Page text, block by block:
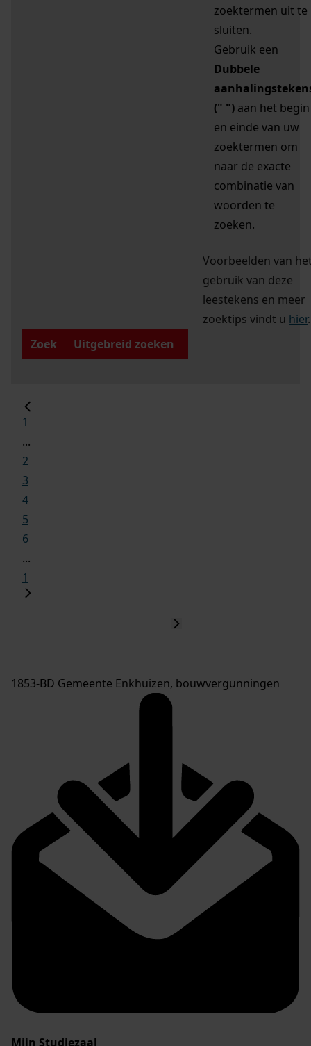
zoektermen uit te
sluiten.
Gebruik een
Dubbele
(" ") aan het begin
en einde van uw
zoektermen om
naar de exacte
combinatie van
woorden te
zoeken.
Voorbeelden van
gebruik van deze
leestekens en meer
zoektips vindt u hier.
Zoek
Uitgebreid zoeken
1
...
2
3
4
5
6
...
1
1853-BD Gemeente Enkhuizen, bouwvergunningen
Mijn Studiezaal